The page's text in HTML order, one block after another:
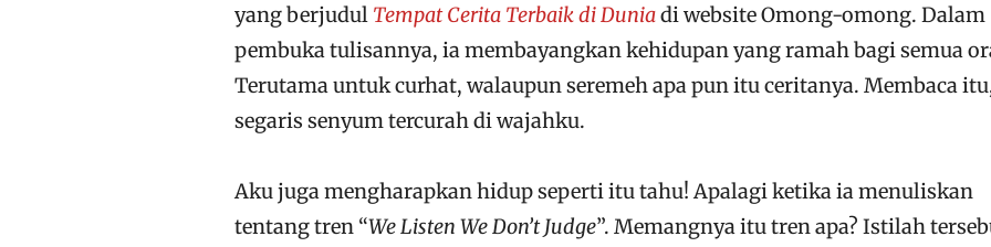
yang berjudul Tempat Cerita Terbaik di Duniadi website Omong-omong. Dalam
pembuka tulisannya, ia membayangkan kehidupan yang ramah bagi semua
Terutama untuk curhat, walaupun seremeh apa pun itu ceritanya. Membaca
segaris senyum tercurah di wajahku.
Aku juga mengharapkan hidup seperti itu tahu! Apalagi ketika ia menuliskan
tentang tren “We Listen We Don’t Judge”. Memangnya itu tren apa? Istilah